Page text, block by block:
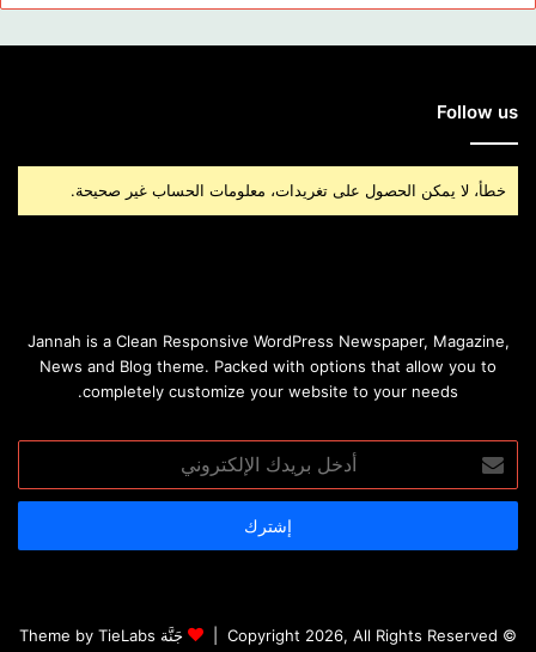
Follow us
خطأ، لا يمكن الحصول على تغريدات، معلومات الحساب غير صحيحة.
Jannah is a Clean Responsive WordPress Newspaper, Magazine,
News and Blog theme. Packed with options that allow you to
completely customize your website to your needs.
بريدك
الإلكتروني
© Copyright 2026, All Rights Reserved | جَنَّة Theme by TieLabs